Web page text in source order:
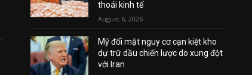
thoái kinh tế
August 6, 2026
Mỹ đối mặt nguy cơ cạn kiệt kho
dự trữ dầu chiến lược do xung đột
với Iran